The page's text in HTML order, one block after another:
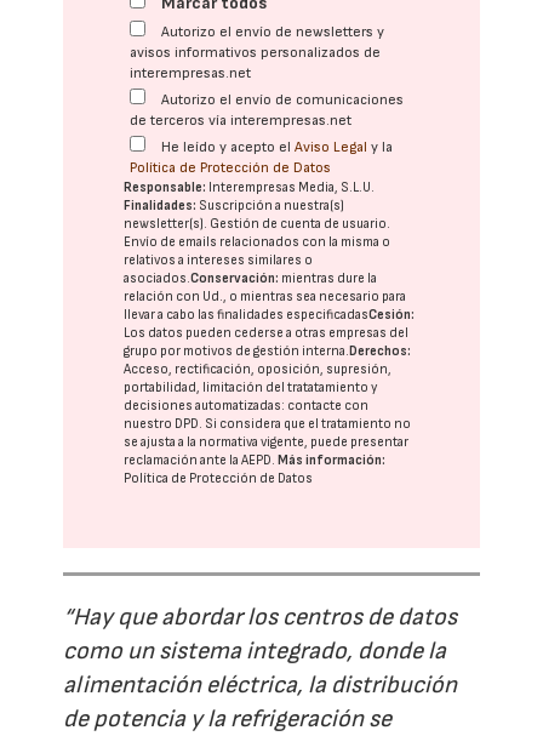
Autorizo el envío de newsletters y
avisos informativos personalizados de
interempresas.net
Autorizo el envío de comunicaciones
de terceros vía interempresas.net
He leído y acepto elAviso Legal y la
Política de Protección de Datos
Responsable: Interempresas Media, S.L.U.
Finalidades: Suscripción a nuestra(s)
newsletter(s). Gestión de cuenta de usuario.
Envío de emails relacionados con la misma o
relativos a intereses similares o
asociados.Conservación: mientras dure la
relación con Ud., o mientras sea necesario para
llevar a cabo las finalidades especificadasCesión:
Los datos pueden cederse a otras empresas del
grupo por motivos de gestión interna.Derechos:
Acceso, rectificación, oposición, supresión,
portabilidad, limitación del tratatamiento y
decisiones automatizadas: contacte con
nuestro DPD. Si considera que el tratamiento no
se ajusta a la normativa vigente, puede presentar
reclamación ante laAEPD.Más información:
Política de Protección de Datos
“Hay que abordar los centros de datos
como un sistema integrado, donde la
alimentación eléctrica, la distribución
de potencia y la refrigeración se